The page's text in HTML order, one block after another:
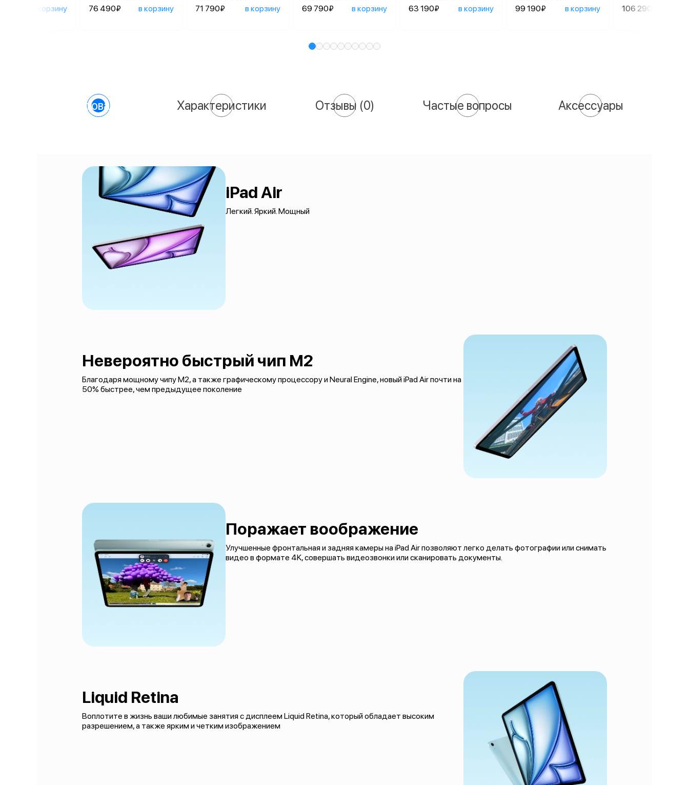
в корзину
76 490₽
в корзину
71 790₽
в корзину
69 790₽
в корзину
63 190₽
в корзину
99 190₽
в корзину 106 290₽
О товаре Характеристики Отзывы (0) Частые вопросы Аксессуары
iPad Air
Легкий. Яркий. Мощный
Невероятно быстрый чип M2
Благодаря мощному чипу M2, а также графическому процессору и Neural Engine, новый iPad Air почти на
50% быстрее, чем предыдущее поколение
Поражает воображение
Улучшенные фронтальная и задняя камеры на iPad Air позволяют легко делать фотографии или снимать
видео в формате 4K, совершать видеозвонки или сканировать документы.
Liquid Retina
Воплотите в жизнь ваши любимые занятия с дисплеем Liquid Retina, который обладает высоким
разрешением, а также ярким и четким изображением